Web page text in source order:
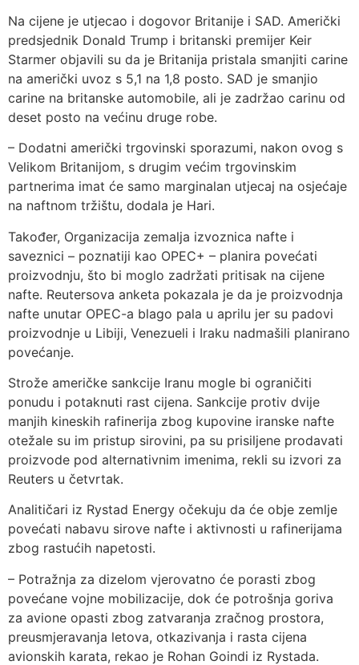
Na cijene je utjecao i dogovor Britanije i SAD. Američki
predsjednik Donald Trump i britanski premijer Keir
Starmer objavili su da je Britanija pristala smanjiti carine
na američki uvoz s 5,1 na 1,8 posto. SAD je smanjio
carine na britanske automobile, ali je zadržao carinu od
deset posto na većinu druge robe.
– Dodatni američki trgovinski sporazumi, nakon ovog s
Velikom Britanijom, s drugim većim trgovinskim
partnerima imat će samo marginalan utjecaj na osjećaje
na naftnom tržištu, dodala je Hari.
Također, Organizacija zemalja izvoznica nafte i
saveznici – poznatiji kao OPEC+ – planira povećati
proizvodnju, što bi moglo zadržati pritisak na cijene
nafte. Reutersova anketa pokazala je da je proizvodnja
nafte unutar OPEC-a blago pala u aprilu jer su padovi
proizvodnje u Libiji, Venezueli i Iraku nadmašili planirano
povećanje.
Strože američke sankcije Iranu mogle bi ograničiti
ponudu i potaknuti rast cijena. Sankcije protiv dvije
manjih kineskih rafinerija zbog kupovine iranske nafte
otežale su im pristup sirovini, pa su prisiljene prodavati
proizvode pod alternativnim imenima, rekli su izvori za
Reuters u četvrtak.
Analitičari iz Rystad Energy očekuju da će obje zemlje
povećati nabavu sirove nafte i aktivnosti u rafinerijama
zbog rastućih napetosti.
– Potražnja za dizelom vjerovatno će porasti zbog
povećane vojne mobilizacije, dok će potrošnja goriva
za avione opasti zbog zatvaranja zračnog prostora,
preusmjeravanja letova, otkazivanja i rasta cijena
avionskih karata, rekao je Rohan Goindi iz Rystada.